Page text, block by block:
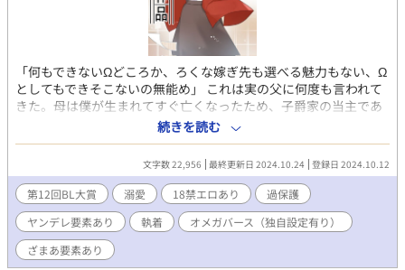
「何もできないΩどころか、ろくな嫁ぎ先も選べる魅力もない、Ω
としてもできそこないの無能め」 これは実の父に何度も言われて
きた。母は僕が生まれてすぐ亡くなったため、子爵家の当主であ
る父に逆らえる人はいないし、第二性別として才能溢れる所謂上
位層のα(アルファ)と違い、発情期で周りを困らせるばかりか、中
間層とも言われる所謂一般人のβ(ベータ)にも及ばない才能なしと
して差別対象になりやすいΩ。 これが女の子だったなら寧ろ妊娠
のしやすい理想の嫁として、後継ぎを望む貴族に歓迎されるだろ
う。でも男である僕はただαやβの女性と変わらない確率で、違い
と言えば男でありながら妊娠できると言うだけでメリットはな
い。 とはいえ、僕に関しては女の子であってもだめだったかもし
れない。何故なら僕の発情期は、僕自身ただ体が多少熱っぽくな
続きを読む
文字数 22,956 最終更新日 2024.10.24 登録日 2024.10.12
第12回BL大賞 溺愛 18禁エロあり
過保護
ヤンデレ要素あり
執着
オメガバース（独自設定有り）
ざまあ要素あり